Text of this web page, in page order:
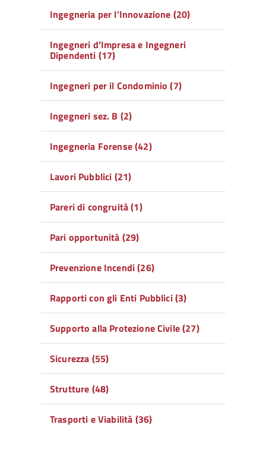
Ingegneria per l'Innovazione (20)
Ingegneri d’Impresa e Ingegneri
Dipendenti (17)
Ingegneri per il Condominio (7)
Ingegneri sez. B (2)
Ingegneria Forense (42)
Lavori Pubblici (21)
Pareri di congruità (1)
Pari opportunità (29)
Prevenzione Incendi (26)
Rapporti con gli Enti Pubblici (3)
Supporto alla Protezione Civile (27)
Sicurezza (55)
Strutture (48)
Trasporti e Viabilità (36)